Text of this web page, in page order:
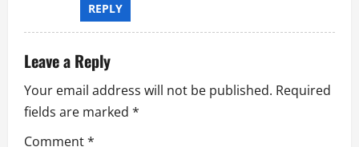
t
i
o
REPLY
Leave a Reply
Your email address will not be published. Required
fields are marked *
Comment*